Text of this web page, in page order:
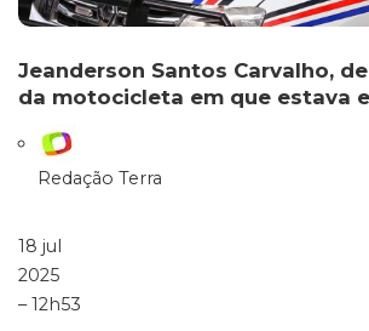
Jeanderson Santos Carvalho,
da motocicleta em que estava
Redação Terra
18 jul
2025
– 12h53